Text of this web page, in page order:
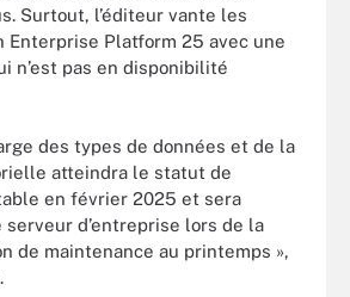
Surtout, l’éditeur vante les
Enterprise Platform 25 avec une
n’est pas en disponibilité
des types de données et de la
atteindra le statut de
en février 2025 et sera
d’entreprise lors de la
de maintenance au printemps »,